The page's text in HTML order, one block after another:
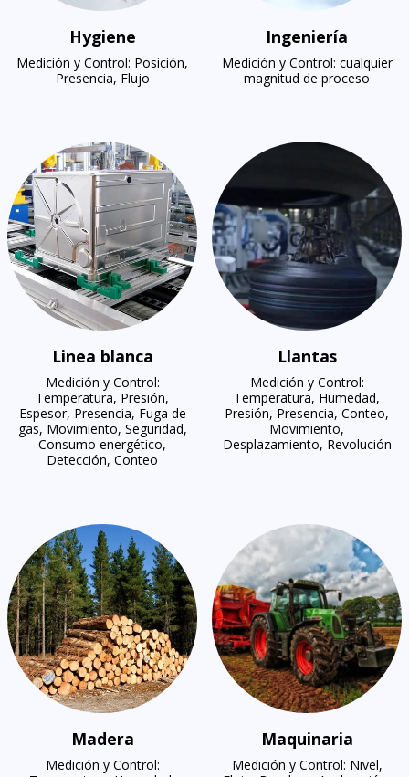
Hygiene
Medición y Control: Posición,
Presencia, Flujo
Ingeniería
Medición y Control: cualquier
magnitud de proceso
Linea blanca
Medición y Control:
Temperatura, Presión,
Espesor, Presencia, Fuga de
gas, Movimiento, Seguridad,
Consumo energético,
Detección, Conteo
Llantas
Medición y Control:
Temperatura, Humedad,
Presión, Presencia, Conteo,
Movimiento,
Desplazamiento, Revolución
Madera
Medición y Control:
Maquinaria
Medición y Control: Nivel,